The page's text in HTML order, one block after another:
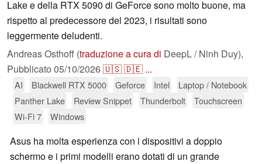
Lake e della RTX 5090 di GeForce sono molto buone, ma
rispetto al predecessore del 2023, i risultati sono
leggermente deludenti.
Andreas Osthoff (traduzione a cura di DeepL / Ninh Duy),
Pubblicato 05/10/2026🇺🇸🇩🇪 ...
AI Blackwell RTX 5000 Geforce Intel
Laptop / Notebook
Panther Lake
Review Snippet Thunderbolt
Touchscreen
Wi-Fi 7
Windows
Asus ha molta esperienza con i dispositivi a doppio
schermo e i primi modelli erano dotati di un grande